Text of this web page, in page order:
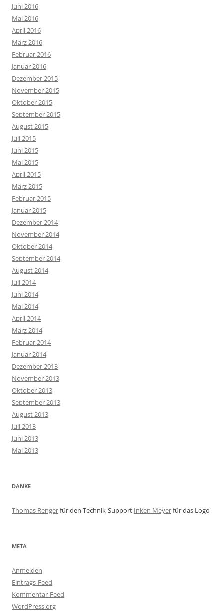
Juni 2016
Mai 2016
April 2016
März 2016
Februar 2016
Januar 2016
Dezember 2015
November 2015
Oktober 2015
September 2015
August 2015
Juli 2015
Juni 2015
Mai 2015
April 2015
März 2015
Februar 2015
Januar 2015
Dezember 2014
November 2014
Oktober 2014
September 2014
August 2014
Juli 2014
Juni 2014
Mai 2014
April 2014
März 2014
Februar 2014
Januar 2014
Dezember 2013
November 2013
Oktober 2013
September 2013
August 2013
Juli 2013
Juni 2013
Mai 2013
DANKE
Thomas Rengerfür den Technik-Support Inken Meyerfür das Logo
META
Anmelden
Eintrags-Feed
Kommentar-Feed
WordPress.org